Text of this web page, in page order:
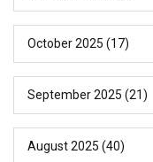
October 2025 (17)
September 2025 (21)
August 2025 (40)